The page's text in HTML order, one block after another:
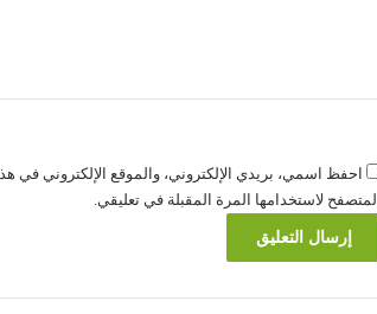
احفظ اسمي، بريدي الإلكتروني، والموقع الإلكتروني في هذا
المتصفح لاستخدامها المرة المقبلة في تعليقي.